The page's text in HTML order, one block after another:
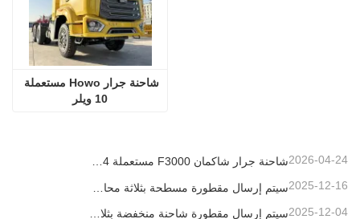
10 ويلر
شاحنة جرار شاكمان F3000 مستعملة 6x4 جاهزة للتصدير إلى نيجيريا 2026-04-24
2025-12-16
2025-12-04